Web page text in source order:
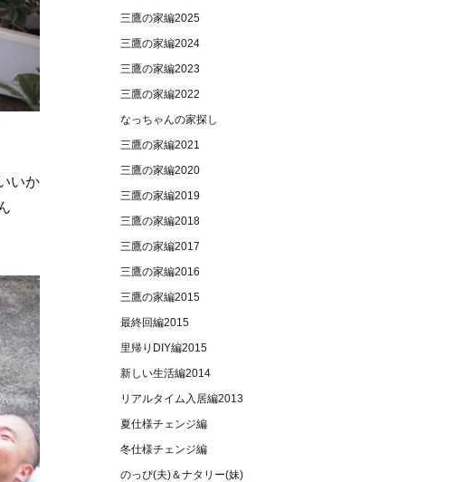
いか
三鷹の家編2025
三鷹の家編2024
三鷹の家編2023
三鷹の家編2022
なっちゃんの家探し
三鷹の家編2021
三鷹の家編2020
三鷹の家編2019
三鷹の家編2018
三鷹の家編2017
三鷹の家編2016
三鷹の家編2015
最終回編2015
里帰りDIY編2015
新しい生活編2014
リアルタイム入居編2013
夏仕様チェンジ編
冬仕様チェンジ編
のっぴ(夫)＆ナタリー(妹)